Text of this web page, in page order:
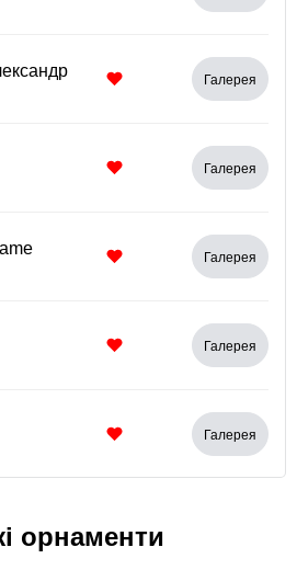
Галерея
Галерея
Галерея
Галерея
Галерея
орнаменти